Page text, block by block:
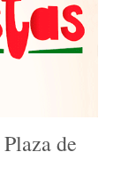
de